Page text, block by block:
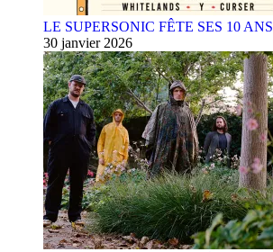
LE SUPERSONIC FÊTE SES 10 ANS
30 janvier 2026